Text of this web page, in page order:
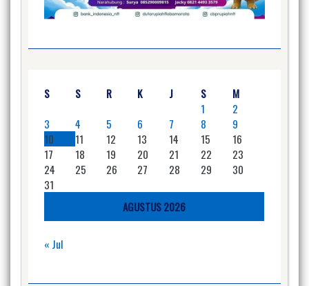
AGUSTUS 2026
S S R K J S
M
1
2
3
4 5 6 7 8
9
10
11 12 13 14 15
16
17
18 19 20 21 22
23
24
25 26 27 28 29
30
31
« Jul